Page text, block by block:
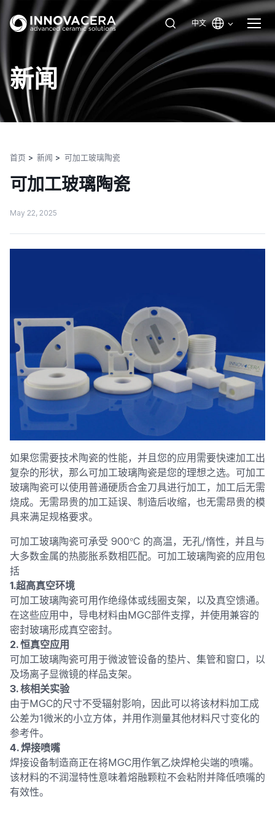
中文
新闻
首页 新闻 可加工玻璃陶瓷
可加工玻璃陶瓷
May 22, 2025
如果您需要技术陶瓷的性能，并且您的应用需要快速加工出
复杂的形状，那么可加工玻璃陶瓷是您的理想之选。可加工
玻璃陶瓷可以使用普通硬质合金刀具进行加工，加工后无需
烧成。无需昂贵的加工延误、制造后收缩，也无需昂贵的模
具来满足规格要求。
可加工玻璃陶瓷可承受 900°C 的高温，无孔/惰性，并且与
大多数金属的热膨胀系数相匹配。可加工玻璃陶瓷的应用包
括
1.超高真空环境
可加工玻璃陶瓷可用作绝缘体或线圈支架，以及真空馈通。
在这些应用中，导电材料由MGC部件支撑，并使用兼容的
密封玻璃形成真空密封。
2. 恒真空应用
可加工玻璃陶瓷可用于微波管设备的垫片、集管和窗口，以
及场离子显微镜的样品支架。
3. 核相关实验
由于MGC的尺寸不受辐射影响，因此可以将该材料加工成
公差为1微米的小立方体，并用作测量其他材料尺寸变化的
参考件。
4. 焊接喷嘴
焊接设备制造商正在将MGC用作氧乙炔焊枪尖端的喷嘴。
该材料的不润湿特性意味着熔融颗粒不会粘附并降低喷嘴的
有效性。